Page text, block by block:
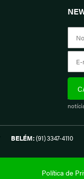
BELÉM:(91) 3347-4110
Política de